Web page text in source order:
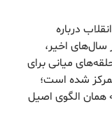
درباره
اخیر،
میانی برای
شده است؛
الگوی اصیل